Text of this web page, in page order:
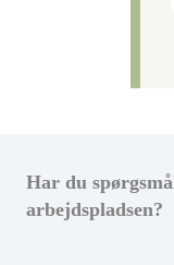
Har du
arbejdspladsen?